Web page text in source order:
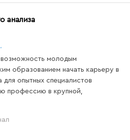
анализа
возможность молодым
образованием начать карьеру в
опытных специалистов
профессию в крупной,